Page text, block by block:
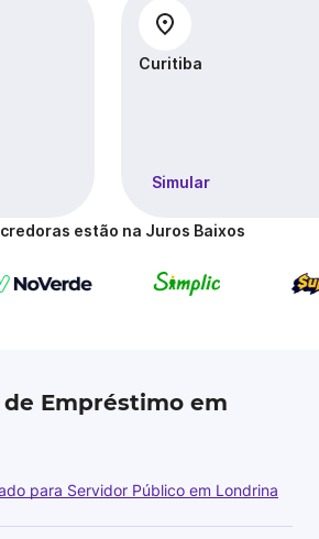
Curitiba
Simular
estão na Juros Baixos
Empréstimo em
para Servidor Público em Londrina